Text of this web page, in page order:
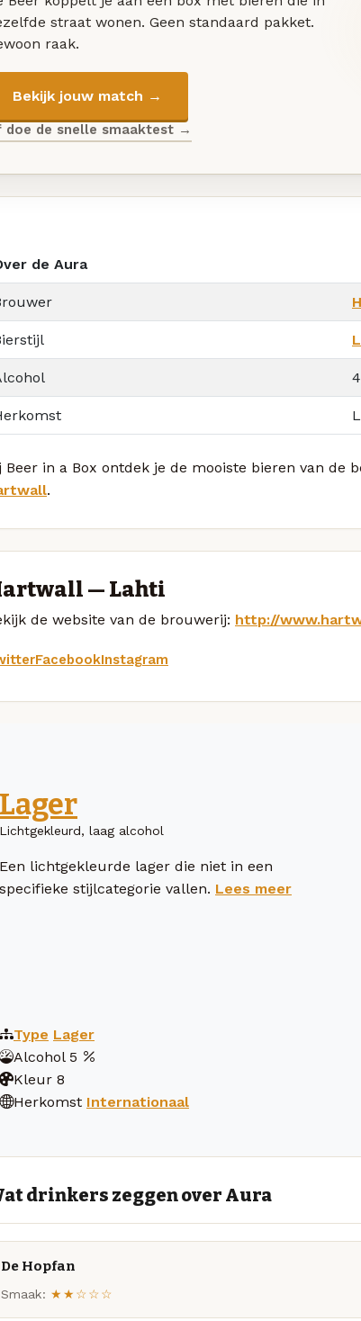
straat wonen. Geen standaard pakket.
raak.
Bekijk jouw match →
doe de snelle smaaktest →
de Aura
Beer in a Box ontdek je de mooiste bieren van de
.
— Lahti
de website van de brouwerij: http://
FacebookInstagram
Lager
Lichtgekleurd, laag alcohol
Een lichtgekleurde lager die niet in een
specifieke stijlcategorie vallen. Lees meer
Type Lager
Alcohol 5
Kleur 8
Herkomst Internationaal
drinkers zeggen over Aura
De Hopfan
Smaak: ★★☆☆☆